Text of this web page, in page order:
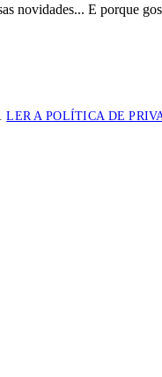
novidades... E porque
LER A POLÍTICA DE